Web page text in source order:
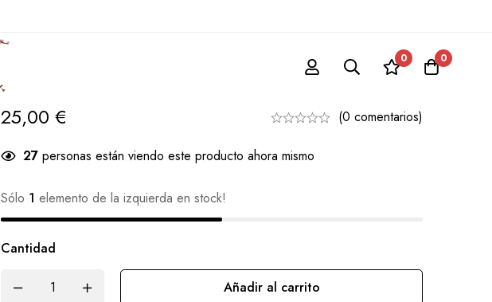
0 0
Kanzashi Sailor Jupiter
25,00 € (0 comentarios)
27 personas están viendo este producto ahora mismo
Sólo 1 elemento de la izquierda en stock!
Cantidad
Añadir al carrito